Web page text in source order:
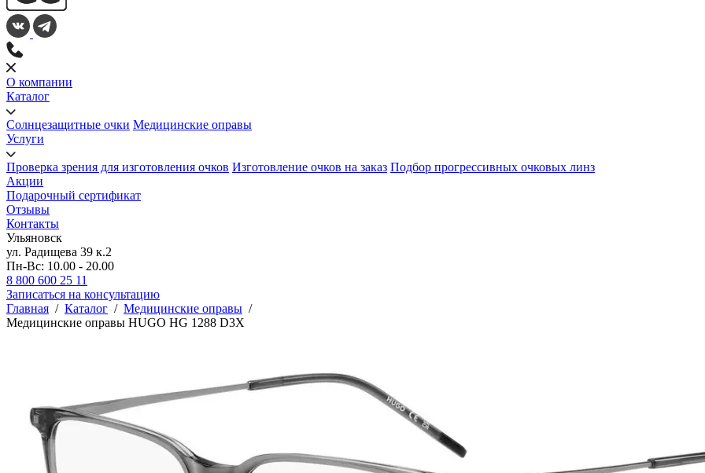
О компании
Каталог
Солнцезащитные очки Медицинские оправы
Услуги
Проверка зрения для изготовления очков Изготовление очков на заказ Подбор прогрессивных очковых линз
Акции
Подарочный сертификат
Отзывы
Контакты
Ульяновск
ул. Радищева 39 к.2
Пн-Вс: 10.00 - 20.00
8 800 600 25 11
Записаться на консультацию
Главная / Каталог / Медицинские оправы /
Медицинские оправы HUGO HG 1288 D3X